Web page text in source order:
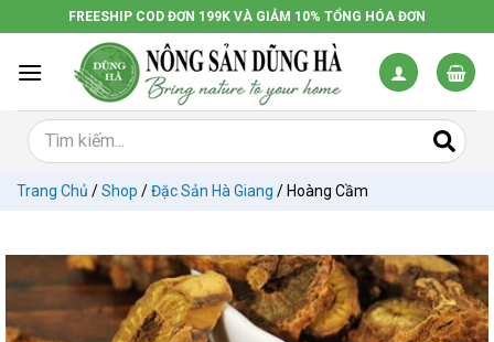
đến
dung
FREESHIP COD ĐƠN 199K VÀ GIẢM 10% TỔNG HÓA ĐƠN
Trang Chủ /Shop /Đặc Sản Hà Giang / Hoàng Cầm